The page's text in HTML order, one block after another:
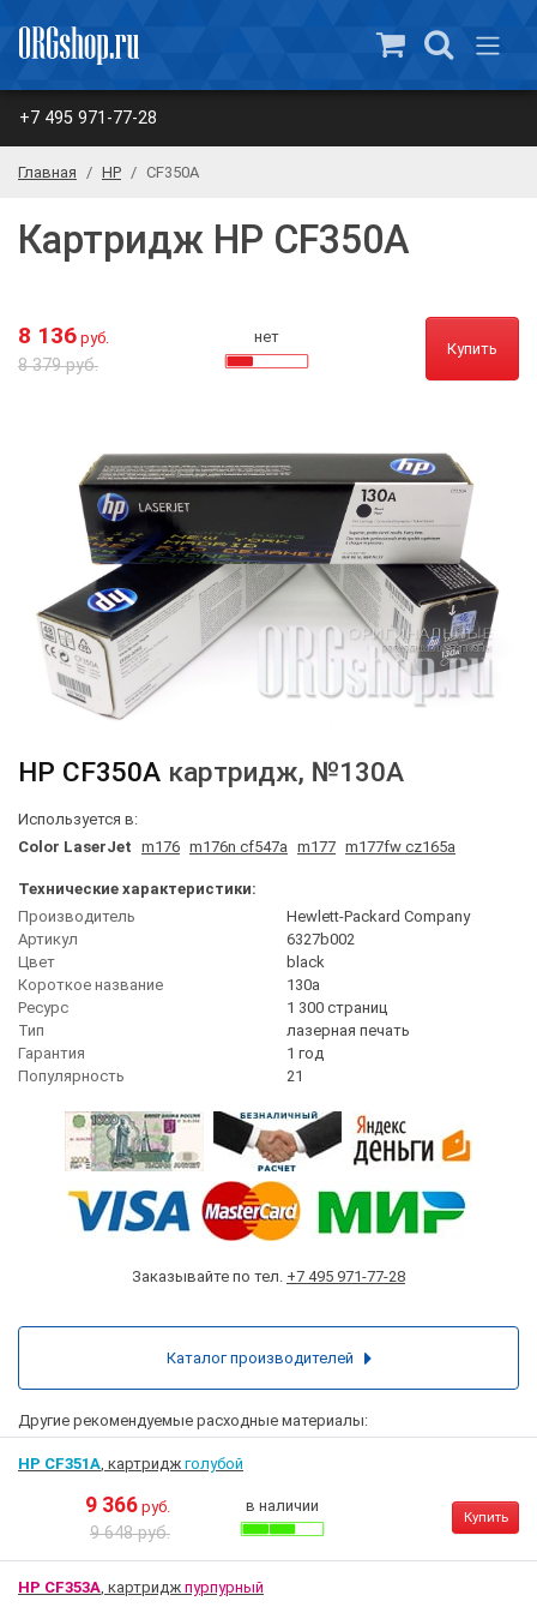
+7 495 971-77-28
Главная HP CF350A
Картридж HP CF350A
8 136 руб.
8 379 руб.
нет
Купить
HP CF350A картридж, №130A
Используется в:
Color LaserJet m176 m176n cf547a m177 m177fw cz165a
Технические характеристики:
Производитель
Hewlett-Packard Company
Артикул
6327b002
Цвет
black
Короткое название
130a
Ресурс
1 300 страниц
Тип
лазерная печать
Гарантия
1 год
Популярность
21
Заказывайте по тел. +7 495 971-77-28
Другие рекомендуемые расходные материалы:
HP CF351A , картридж голубой
9 366 руб.
9 648 руб.
в наличии
Купить
HP CF353A , картридж пурпурный